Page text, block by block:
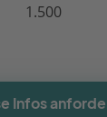
1.500
Infos